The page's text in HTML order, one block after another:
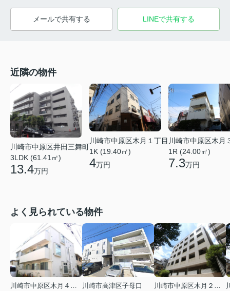
メールで共有する LINEで共有する
近隣の物件
川崎市中原区井田三舞町
3LDK (61.41㎡)
13.4万円
川崎市中原区木月１丁目
1K (19.40㎡)
4万円
川崎市中原区木月
1R (24.00㎡)
7.3万円
よく見られている物件
川崎市中原区木月４丁目
川崎市高津区子母口
川崎市中原区木月２丁目